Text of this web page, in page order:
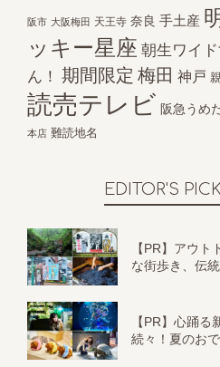
阪市 大阪梅田 天王寺 奈良 手土産
ッキー星座 朝生ワイ
ん！ 期間限定 梅田 神戸
読売テレビ 阪急うめ
本店 難読地名
EDITOR'S PICK
【PR】アウト
な街歩き、伝
【PR】心踊る
続々！夏のお